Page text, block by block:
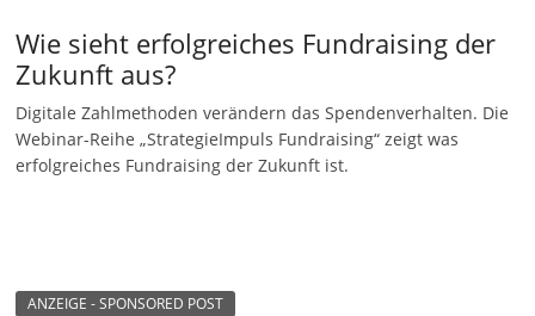
Wie sieht erfolgreiches Fundraising der
Zukunft aus?
Digitale Zahlmethoden verändern das Spendenverhalten. Die
Webinar-Reihe „StrategieImpuls Fundraising“ zeigt was
erfolgreiches Fundraising der Zukunft ist.
ANZEIGE - SPONSORED POST